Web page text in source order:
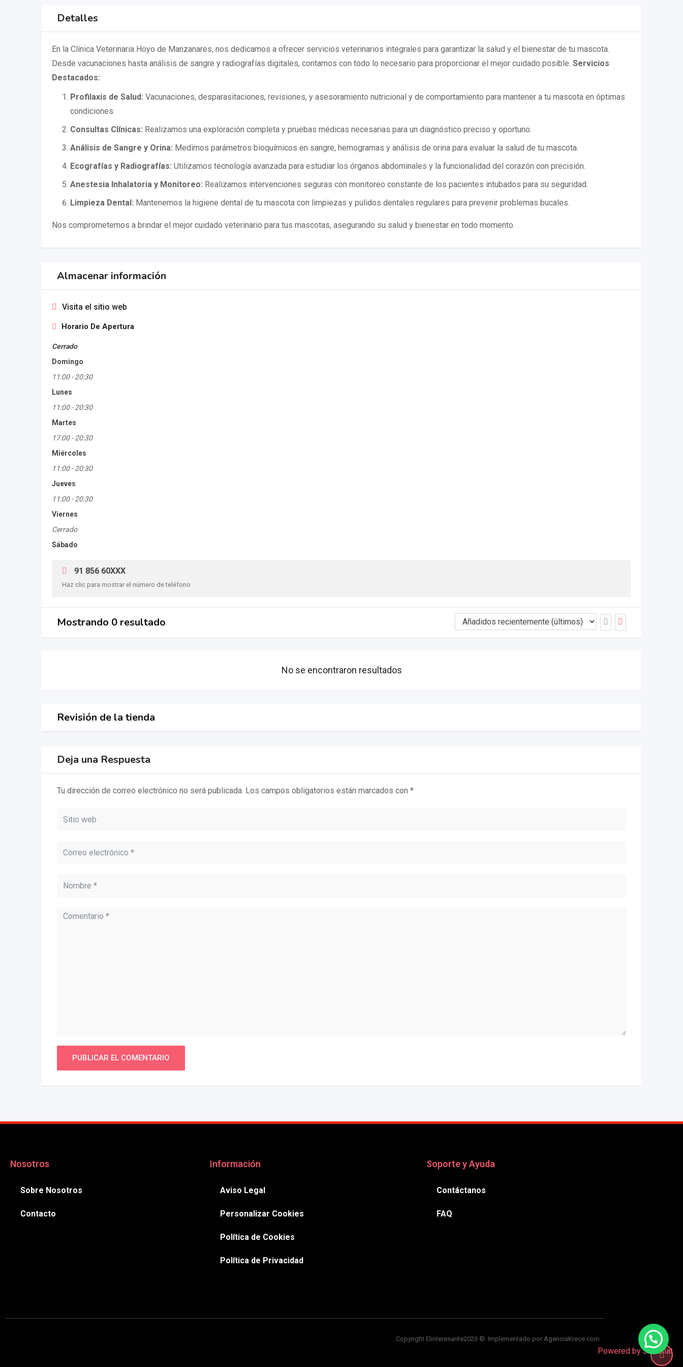
Mostrando 0 resultado
No se encontraron resultados
Revisión de la tienda
Deja una Respuesta
Tu dirección de correo electrónico no será publicada. Los campos obligatorios están marcados con *
Detalles
En la Clínica Veterinaria Hoyo de Manzanares, nos dedicamos a ofrecer servicios veterinarios integrales para garantizar la salud y el bienestar de tu mascota.
Desde vacunaciones hasta análisis de sangre y radiografías digitales, contamos con todo lo necesario para proporcionar el mejor cuidado posible. Servicios
Destacados:
Profilaxis de Salud: Vacunaciones, desparasitaciones, revisiones, y asesoramiento nutricional y de comportamiento para mantener a tu mascota en óptimas
condiciones.
Consultas Clínicas: Realizamos una exploración completa y pruebas médicas necesarias para un diagnóstico preciso y oportuno.
Análisis de Sangre y Orina: Medimos parámetros bioquímicos en sangre, hemogramas y análisis de orina para evaluar la salud de tu mascota.
Ecografías y Radiografías: Utilizamos tecnología avanzada para estudiar los órganos abdominales y la funcionalidad del corazón con precisión.
Anestesia Inhalatoria y Monitoreo: Realizamos intervenciones seguras con monitoreo constante de los pacientes intubados para su seguridad.
Limpieza Dental: Mantenemos la higiene dental de tu mascota con limpiezas y pulidos dentales regulares para prevenir problemas bucales.
Nos comprometemos a brindar el mejor cuidado veterinario para tus mascotas, asegurando su salud y bienestar en todo momento.
Almacenar información
Visita el sitio web
Horario De Apertura
Domingo
Cerrado
Lunes
11:00 - 20:30
Martes
11:00 - 20:30
Miércoles
17:00 - 20:30
Jueves
11:00 - 20:30
Viernes
11:00 - 20:30
Sábado
Cerrado
91 856 60XXX
Haz clic para mostrar el número de teléfono
Nosotros
Sobre Nosotros
Contacto
Información
Aviso Legal
Personalizar Cookies
Política de Cookies
Política de Privacidad
Soporte y Ayuda
Contáctanos
FAQ
Copyright Elinteresante2023 ©. Implementado por AgenciaKrece.com
Powered byJoinchat